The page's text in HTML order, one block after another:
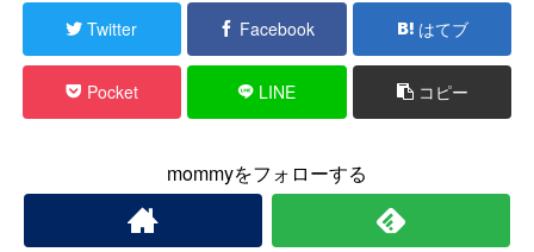
Twitter Facebook はてブ
Pocket LINE コピー
mommyをフォローする